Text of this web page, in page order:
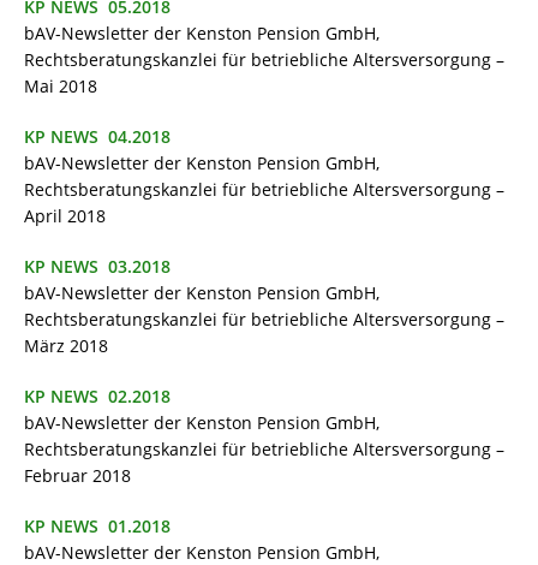
KP NEWS 05.2018
bAV-Newsletter der Kenston Pension GmbH,
Rechtsberatungskanzlei für betriebliche Altersversorgung –
Mai 2018
KP NEWS 04.2018
bAV-Newsletter der Kenston Pension GmbH,
Rechtsberatungskanzlei für betriebliche Altersversorgung –
April 2018
KP NEWS 03.2018
bAV-Newsletter der Kenston Pension GmbH,
Rechtsberatungskanzlei für betriebliche Altersversorgung –
März 2018
KP NEWS 02.2018
bAV-Newsletter der Kenston Pension GmbH,
Rechtsberatungskanzlei für betriebliche Altersversorgung –
Februar 2018
KP NEWS 01.2018
bAV-Newsletter der Kenston Pension GmbH,